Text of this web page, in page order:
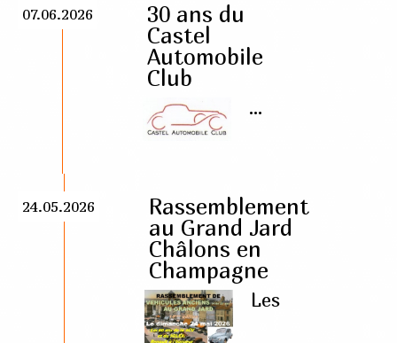
07.06.2026
30 ans du
Castel
Automobile
Club
...
24.05.2026
Rassemblement
au Grand Jard
Châlons en
Champagne
Les